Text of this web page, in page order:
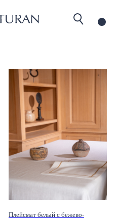
Плейсмат белый с бежево-